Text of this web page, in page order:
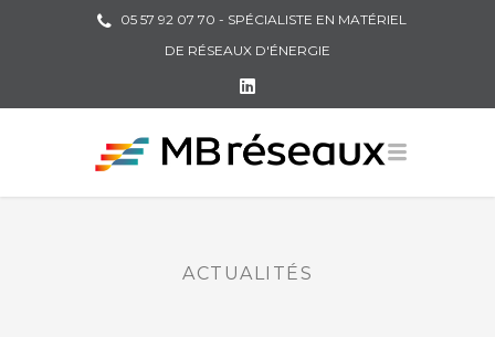
05 57 92 07 70 - SPÉCIALISTE EN MATÉRIEL
DE RÉSEAUX D'ÉNERGIE
ACTUALITÉS